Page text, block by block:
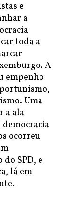
e
a
toda a
A
empenho
Uma
a ala
ocorreu
SPD, e
lá em